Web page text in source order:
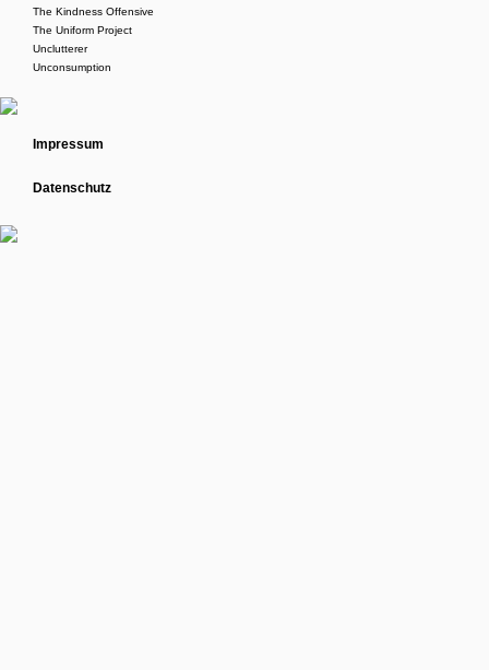
The Kindness Offensive
The Uniform Project
Unclutterer
Unconsumption
Impressum
Datenschutz